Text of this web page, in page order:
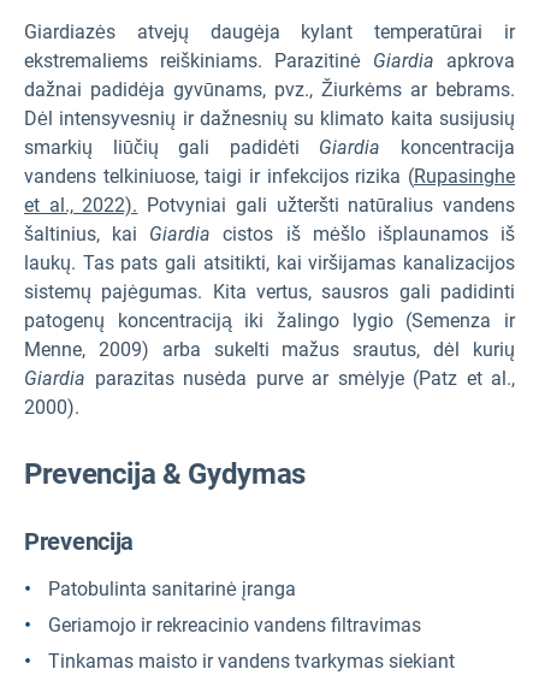
Giardiazės atvejų daugėja kylant temperatūrai ir
ekstremaliems reiškiniams. Parazitinė Giardia apkrova
dažnai padidėja gyvūnams, pvz., Žiurkėms ar bebrams.
Dėl intensyvesnių ir dažnesnių su klimato kaita susijusių
smarkių liūčių gali padidėti Giardia koncentracija
vandens telkiniuose, taigi ir infekcijos rizika (Rupasinghe
et al., 2022). Potvyniai gali užteršti natūralius vandens
šaltinius, kai Giardia cistos iš mėšlo išplaunamos iš
laukų. Tas pats gali atsitikti, kai viršijamas kanalizacijos
sistemų pajėgumas. Kita vertus, sausros gali padidinti
patogenų koncentraciją iki žalingo lygio (Semenza ir
Menne, 2009) arba sukelti mažus srautus, dėl kurių
Giardia parazitas nusėda purve ar smėlyje (Patz et al.,
2000).
Prevencija & Gydymas
Prevencija
Patobulinta sanitarinė įranga
Geriamojo ir rekreacinio vandens filtravimas
Tinkamas maisto ir vandens tvarkymas siekiant